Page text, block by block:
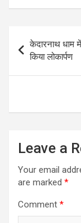
Post
navigation
केदारनाथ धाम
किया लोकार्पण
Leave a
Your email
are marked *
Comment *